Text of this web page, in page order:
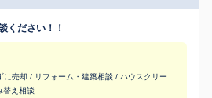
ください！！
に売却 / リフォーム・建築相談 / ハウスクリーニ
替え相談